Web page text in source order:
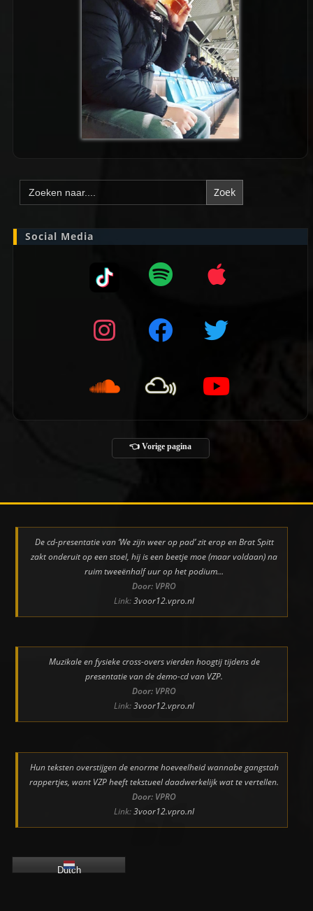
Zoek
naar:
Social Media
👈 Vorige pagina
De cd-presentatie van ‘We zijn weer op pad’ zit erop en Brat Spitt
zakt onderuit op een stoel, hij is een beetje moe (maar voldaan) na
ruim tweeënhalf uur op het podium…
Door: VPRO
Link:3voor12.vpro.nl
Muzikale en fysieke cross-overs vierden hoogtij tijdens de
presentatie van de demo-cd van VZP.
Door: VPRO
Link:3voor12.vpro.nl
Hun teksten overstijgen de enorme hoeveelheid wannabe gangstah
rappertjes, want VZP heeft tekstueel daadwerkelijk wat te vertellen.
Door: VPRO
Link:3voor12.vpro.nl
Dutch